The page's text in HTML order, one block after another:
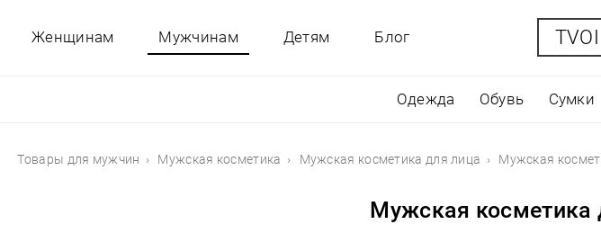
Женщинам Мужчинам
Одежда Обувь Сумки
Детям Блог
Товары для мужчин Мужская косметика Мужская косметика для лица Мужская
Мужская косметика